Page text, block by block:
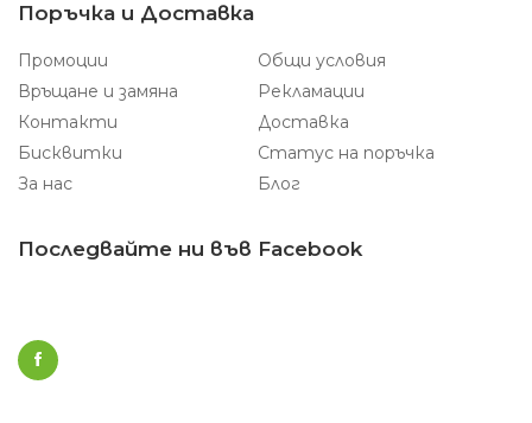
Поръчка и Доставка
Промоции
Общи условия
Връщане и замяна
Рекламации
Контакти
Доставка
Бисквитки
Статус на поръчка
За нас
Блог
Последвайте ни във Facebook